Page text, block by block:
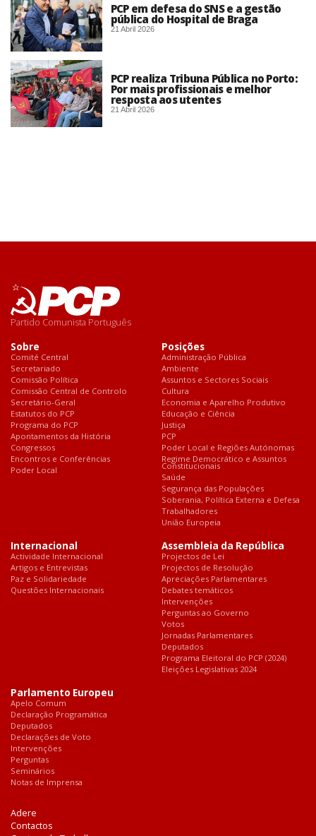
PCP em defesa do SNS e a gestão
pública do Hospital de Braga
21 Abril 2026
PCP realiza Tribuna Pública no Porto:
Por mais profissionais e melhor
resposta aos utentes
21 Abril 2026
Partido Comunista Português
Sobre
Comité Central
Secretariado
Comissão Política
Comissão Central de Controlo
Secretário-Geral
Estatutos do PCP
Programa do PCP
Apontamentos da História
Congressos
Encontros e Conferências
Poder Local
Posições
Administração Pública
Ambiente
Assuntos e Sectores Sociais
Cultura
Economia e Aparelho Produtivo
Educação e Ciência
Justiça
PCP
Poder Local e Regiões Autónomas
Regime Democrático e Assuntos
Constitucionais
Saúde
Segurança das Populações
Soberania, Política Externa e Defesa
Trabalhadores
União Europeia
Internacional
Actividade Internacional
Artigos e Entrevistas
Paz e Solidariedade
Questões Internacionais
Assembleia da República
Projectos de Lei
Projectos de Resolução
Apreciações Parlamentares
Debates temáticos
Intervenções
Perguntas ao Governo
Votos
Jornadas Parlamentares
Deputados
Programa Eleitoral do PCP (2024)
Eleições Legislativas 2024
Parlamento Europeu
Apelo Comum
Declaração Programática
Deputados
Declarações de Voto
Intervenções
Perguntas
Seminários
Notas de Imprensa
Adere
Contactos